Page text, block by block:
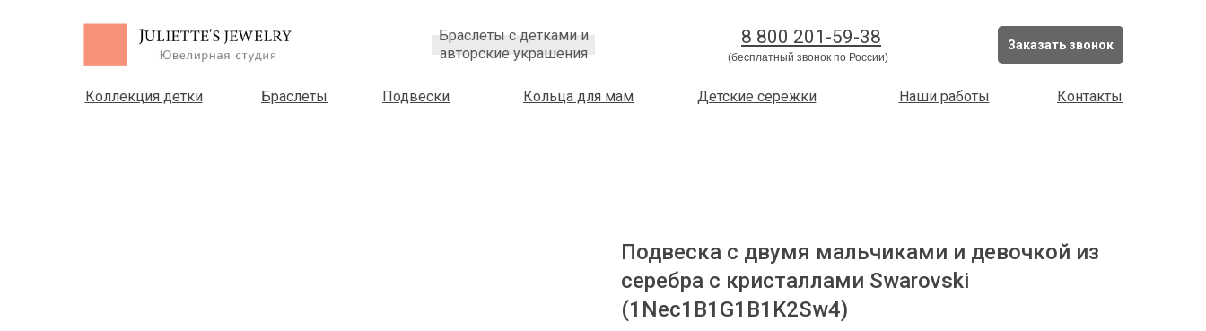
Заказать звонок
8 800 201-59-38
(бесплатный звонок по России)
Браслеты с детками и
авторские украшения
Детские сережки Контакты
Коллекция детки Браслеты Кольца для мам
Подвески Наши работы
Подвеска с двумя мальчиками и девочкой из
серебра c кристаллами Swarovski
(1Nec1B1G1B1K2Sw4)